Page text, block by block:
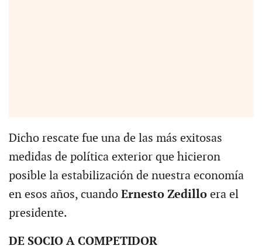
Dicho rescate fue una de las más exitosas
medidas de política exterior que hicieron
posible la estabilización de nuestra economía
en esos años, cuando Ernesto Zedilloera el
presidente.
DE SOCIO A COMPETIDOR